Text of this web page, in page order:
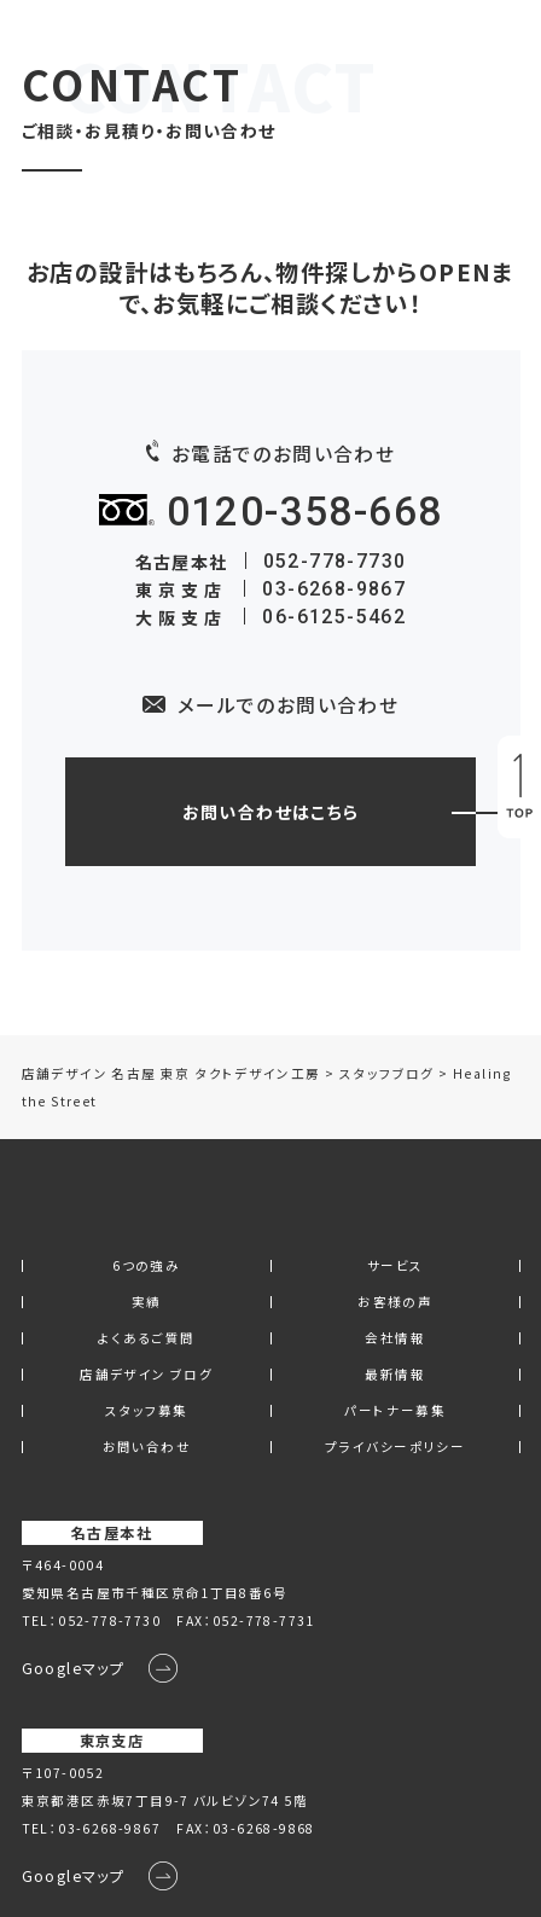
CONTACT
ご相談・お見積り・お問い合わせ
お店の設計はもちろん、物件探しからOPENま
で、お気軽にご相談ください！
お電話でのお問い合わせ
0120-358-668
名古屋本社 052-778-7730
東京支店 03-6268-9867
大阪支店 06-6125-5462
メールでのお問い合わせ
お問い合わせはこちら
店舗デザイン 名古屋 東京 タクトデザイン工房 > スタッフブログ > Healing
the Street
6つの強み
サービス
実績
お客様の声
よくあるご質問
会社情報
店舗デザイン ブログ
最新情報
スタッフ募集
パートナー募集
お問い合わせ
プライバシーポリシー
名古屋本社
〒464-0004
愛知県名古屋市千種区京命1丁⽬8番6号
TEL： 052-778-7730 FAX：052-778-7731
Googleマップ
東京支店
〒107-0052
東京都港区赤坂7丁目9-7 バルビゾン74 5階
TEL： 03-6268-9867 FAX：03-6268-9868
Googleマップ